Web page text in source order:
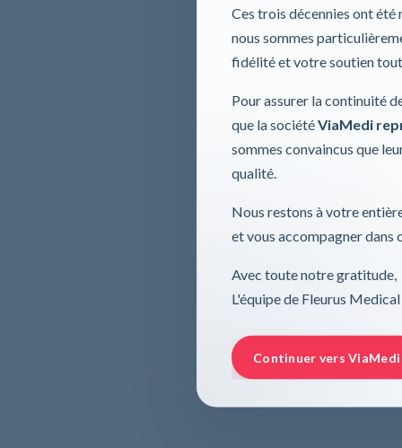
Ces trois décennies ont
nous sommes
fidélité et votre soutien
Pour assurer la continuité
que la sociétéViaMedi
sommes convaincus que
qualité.
Nous restons à votre
et vous accompagner dans
Avec toute notre gratitude,
L'équipe de Fleurus Medical
Continuer vers ViaMedi